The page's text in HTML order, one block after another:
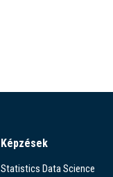
Képzések
Statistics Data Science